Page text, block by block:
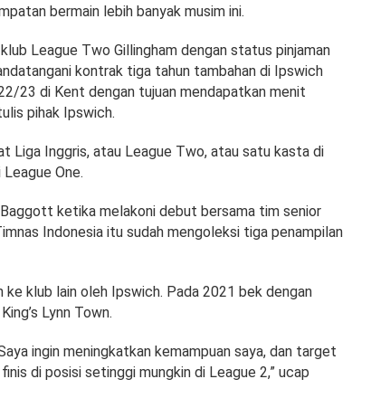
bermain lebih banyak musim ini.
League Two Gillingham dengan status pinjaman
kontrak tiga tahun tambahan di Ipswich
23 di Kent dengan tujuan mendapatkan menit
pihak Ipswich.
Liga Inggris, atau League Two, atau satu kasta di
One.
ketika melakoni debut bersama tim senior
Indonesia itu sudah mengoleksi tiga penampilan
klub lain oleh Ipswich. Pada 2021 bek dengan
Lynn Town.
ingin meningkatkan kemampuan saya, dan target
di posisi setinggi mungkin di League 2,” ucap